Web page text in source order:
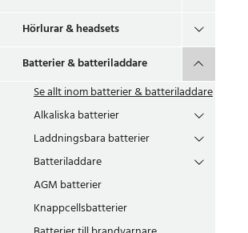
Hörlurar & headsets
Batterier & batteriladdare
Se allt inombatterier & batteriladdare
Alkaliska batterier
Laddningsbara batterier
Batteriladdare
AGM batterier
Knappcellsbatterier